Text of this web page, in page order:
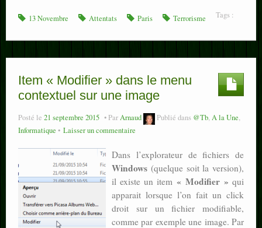
Tags :
13 Novembre Attentats Paris Terrorisme
Item « Modifier » dans le menu
contextuel sur une image
Posté le 21 septembre 2015 ParArnaud Publié dans @Tb,A la Une,
Informatique
Laisser un commentaire
Dans l’explorateur de fichiers de
Windows (quelque soit la version),
il existe un item « Modifier » qui
apparait lorsque l’on fait un click
droit sur un fichier modifiable,
comme par exemple une image. Par